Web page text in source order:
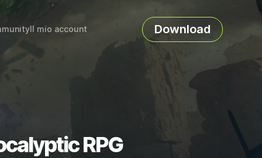
Il mio account Download
RPG